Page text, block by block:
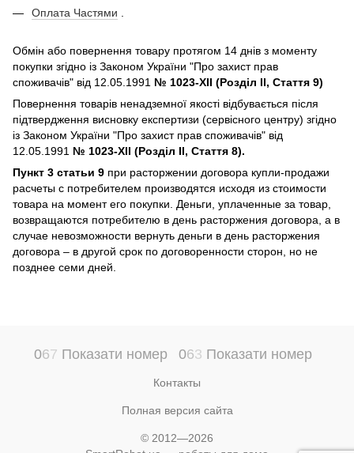
Оплата Частями
Обмін або повернення товару протягом 14 днів з моменту
покупки згідно із Законом України "Про захист прав
споживачів" від 12.05.1991 № 1023-XII (Розділ II, Стаття 9)
Повернення товарів ненадземної якості відбувається після
підтвердження висновку експертизи (сервісного центру) згідно
із Законом України "Про захист прав споживачів" від
12.05.1991 № 1023-XII (Розділ II, Стаття 8).
Пункт 3 статьи 9 при расторжении договора купли-продажи
расчеты с потребителем производятся исходя из стоимости
товара на момент его покупки. Деньги, уплаченные за товар,
возвращаются потребителю в день расторжения договора, а в
случае невозможности вернуть деньги в день расторжения
договора – в другой срок по договоренности сторон, но не
позднее семи дней.
067 Показати номер 063 Показати номер
Контакты
Полная версия сайта
© 2012—2026